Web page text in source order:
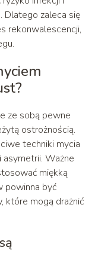
Dlatego zaleca się
rekonwalescencji,
ze sobą pewne
ostrożnością.
techniki mycia
Ważne
miękką
powinna być
które mogą drażnić